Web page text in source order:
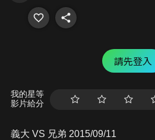
請先登入
我的星等
影片給分
義大 VS 兄弟 2015/09/11